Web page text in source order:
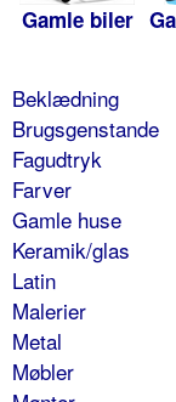
Gamle biler
Beklædning
Brugsgenstande
Fagudtryk
Farver
Gamle huse
Keramik/glas
Latin
Malerier
Metal
Møbler